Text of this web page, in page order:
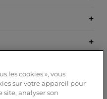
les cookies », vous
sur votre appareil pour
analyser son